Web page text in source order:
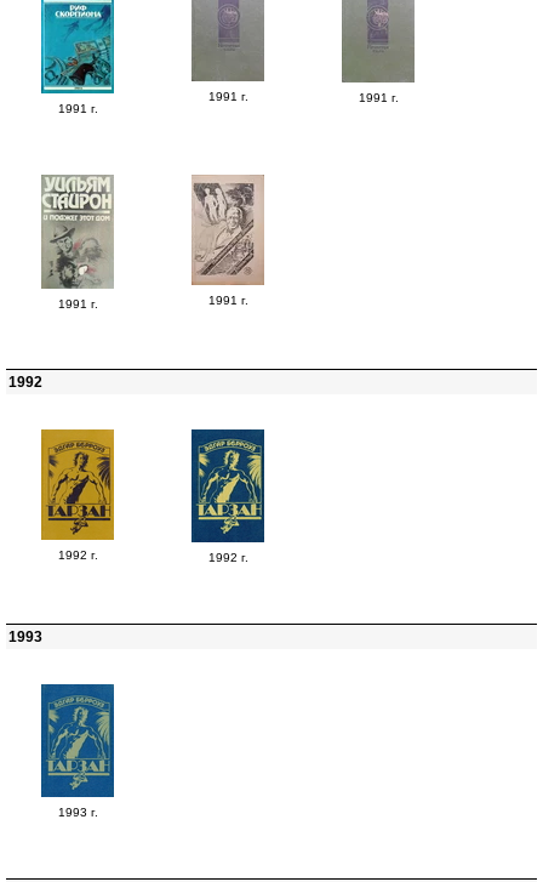
1991 г.
1991 г. 1991 г.
1991 г. 1991 г.
1992
1992 г. 1992 г.
1993
1993 г.